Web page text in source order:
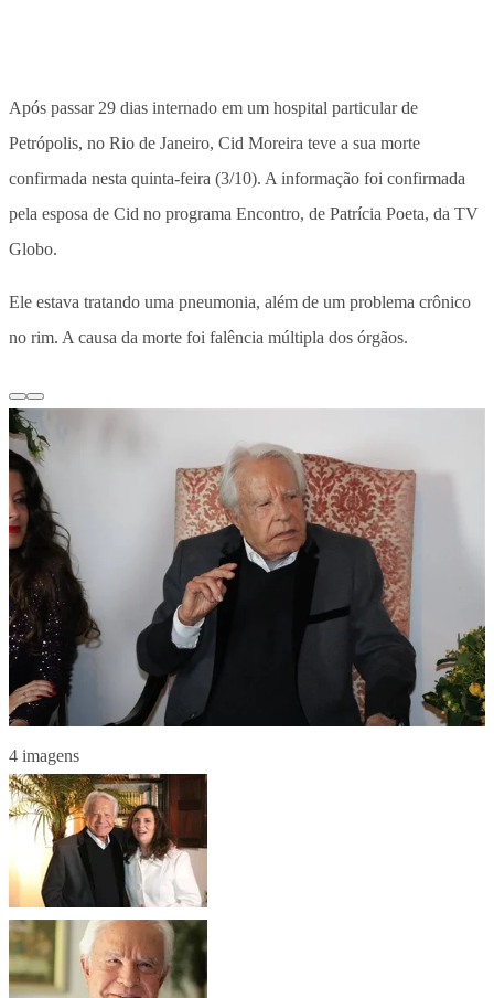
Após passar 29 dias internado em um hospital particular de
Petrópolis, no Rio de Janeiro, Cid Moreira teve a sua morte
confirmada nesta quinta-feira (3/10). A informação foi confirmada
pela esposa de Cid no programa Encontro, de Patrícia Poeta, da TV
Globo.
Ele estava tratando uma pneumonia, além de um problema crônico
no rim. A causa da morte foi falência múltipla dos órgãos.
4 imagens